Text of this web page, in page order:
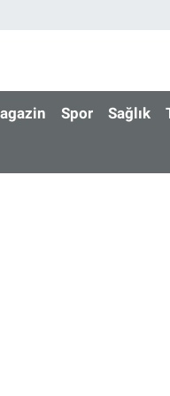
Spor Sağlık